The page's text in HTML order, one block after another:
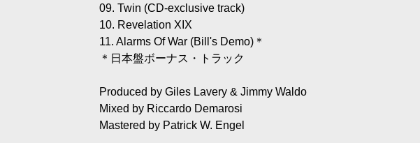
09. Twin (CD-exclusive track)
10. Revelation XIX
11. Alarms Of War (Bill's Demo)＊
＊日本盤ボーナス・トラック
Produced by Giles Lavery & Jimmy Waldo
Mixed by Riccardo Demarosi
Mastered by Patrick W. Engel